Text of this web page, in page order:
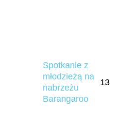
Spotkanie z
młodzieżą na
nabrzeżu
Barangaroo
13